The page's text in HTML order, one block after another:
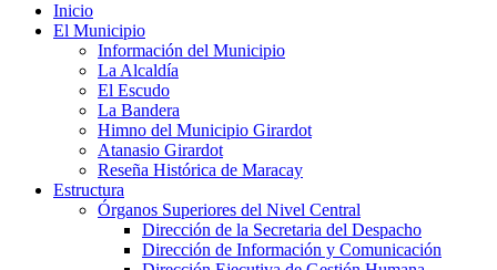
Inicio
El Municipio
Información del Municipio
La Alcaldía
El Escudo
La Bandera
Himno del Municipio Girardot
Atanasio Girardot
Reseña Histórica de Maracay
Estructura
Órganos Superiores del Nivel Central
Dirección de la Secretaria del Despacho
Dirección de Información y Comunicación